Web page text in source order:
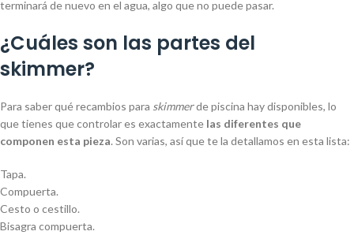
terminará de nuevo en el agua, algo que no puede pasar.
¿Cuáles son las partes del
skimmer?
Para saber qué recambios para skimmerde piscina hay disponibles, lo
que tienes que controlar es exactamente las diferentes que
componen esta pieza. Son varias, así que te la detallamos en esta lista:
Tapa.
Compuerta.
Cesto o cestillo.
Bisagra compuerta.